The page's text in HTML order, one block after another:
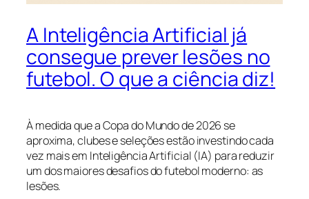
A Inteligência Artificial já
consegue prever lesões no
futebol. O que a ciência diz!
À medida que a Copa do Mundo de 2026 se
aproxima, clubes e seleções estão investindo cada
vez mais em Inteligência Artificial (IA) para reduzir
um dos maiores desafios do futebol moderno: as
lesões.